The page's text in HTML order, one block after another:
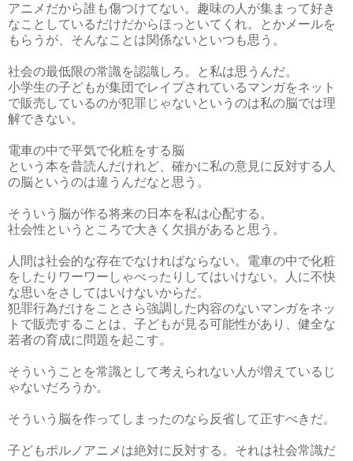
アニメだから誰も傷つけてない。趣味の人が集まって好き
なことしているだけだからほっといてくれ。とかメールを
もらうが、そんなことは関係ないといつも思う。
社会の最低限の常識を認識しろ。と私は思うんだ。
小学生の子どもが集団でレイプされているマンガをネット
で販売しているのが犯罪じゃないというのは私の脳では理
解できない。
電車の中で平気で化粧をする脳
という本を昔読んだけれど、確かに私の意見に反対する人
の脳というのは違うんだなと思う。
そういう脳が作る将来の日本を私は心配する。
社会性というところで大きく欠損があると思う。
人間は社会的な存在でなければならない。電車の中で化粧
をしたりワーワーしゃべったりしてはいけない。人に不快
な思いをさしてはいけないからだ。
犯罪行為だけをことさら強調した内容のないマンガをネッ
トで販売することは、子どもが見る可能性があり、健全な
若者の育成に問題を起こす。
そういうことを常識として考えられない人が増えているじ
ゃないだろうか。
そういう脳を作ってしまったのなら反省して正すべきだ。
子どもポルノアニメは絶対に反対する。それは社会常識だ